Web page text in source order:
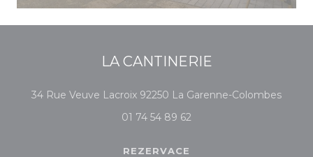
LA CANTINERIE
34 Rue Veuve Lacroix 92250 La Garenne-Colombes
01 74 54 89 62
REZERVACE